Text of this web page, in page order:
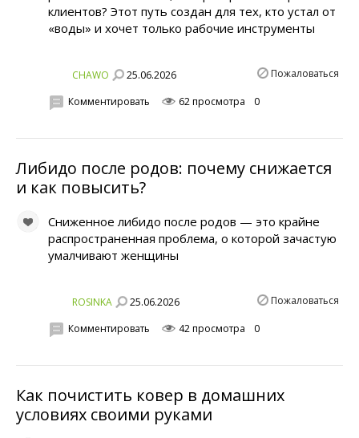
клиентов? Этот путь создан для тех, кто устал от
«воды» и хочет только рабочие инструменты
CHAWO 25.06.2026 Пожаловаться
Комментировать 62 просмотра 0
Либидо после родов: почему снижается
и как повысить?
Сниженное либидо после родов — это крайне
распространенная проблема, о которой зачастую
умалчивают женщины
ROSINKA 25.06.2026 Пожаловаться
Комментировать 42 просмотра 0
Как почистить ковер в домашних
условиях своими руками